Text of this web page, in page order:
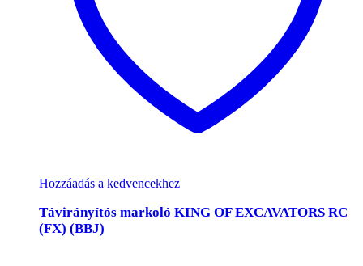
Hozzáadás a kedvencekhez
Távirányítós markoló KING OF EXCAVATORS RC
(FX) (BBJ)